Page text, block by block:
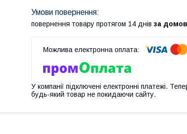
повернення товару протягом 14 днів за
У компанії підключені електронні платежі.
будь-який товар не покидаючи сайту.